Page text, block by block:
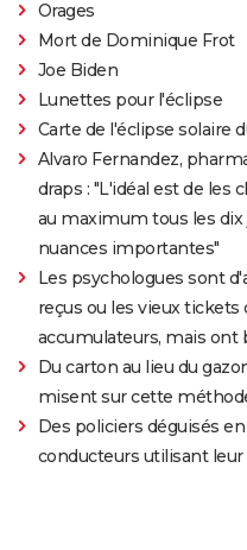
Orages
Mort de Dominique Frot
Joe Biden
Lunettes pour l'éclipse
Carte de l'éclipse solaire
Alvaro Fernandez,
draps : "L'idéal est de les
au maximum tous les dix
nuances importantes"
Les psychologues sont
reçus ou les vieux tickets
accumulateurs, mais ont
Du carton au lieu du
misent sur cette
Des policiers déguisés
conducteurs utilisant